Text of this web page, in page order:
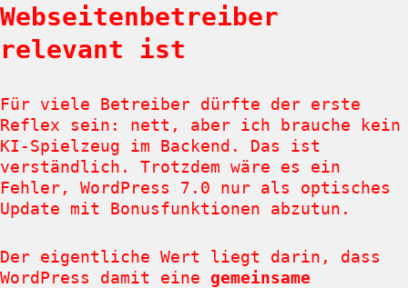
Webseitenbetreiber
relevant ist
Für viele Betreiber dürfte der erste
Reflex sein: nett, aber ich brauche kein
KI-Spielzeug im Backend. Das ist
verständlich. Trotzdem wäre es ein
Fehler, WordPress 7.0 nur als optisches
Update mit Bonusfunktionen abzutun.
Der eigentliche Wert liegt darin, dass
WordPress damit eine gemeinsame